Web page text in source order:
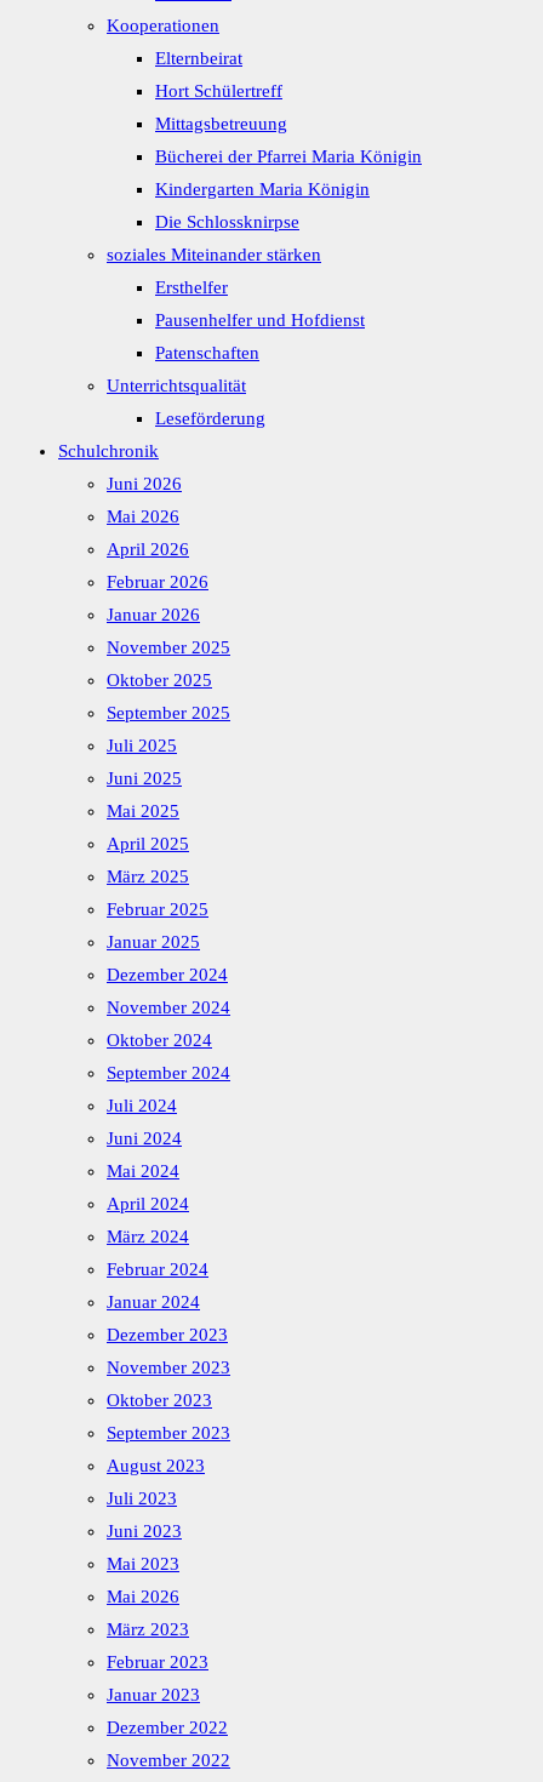
Kooperationen
Elternbeirat
Hort Schülertreff
Mittagsbetreuung
Bücherei der Pfarrei Maria Königin
Kindergarten Maria Königin
Die Schlossknirpse
soziales Miteinander stärken
Ersthelfer
Pausenhelfer und Hofdienst
Patenschaften
Unterrichtsqualität
Leseförderung
Schulchronik
Juni 2026
Mai 2026
April 2026
Februar 2026
Januar 2026
November 2025
Oktober 2025
September 2025
Juli 2025
Juni 2025
Mai 2025
April 2025
März 2025
Februar 2025
Januar 2025
Dezember 2024
November 2024
Oktober 2024
September 2024
Juli 2024
Juni 2024
Mai 2024
April 2024
März 2024
Februar 2024
Januar 2024
Dezember 2023
November 2023
Oktober 2023
September 2023
August 2023
Juli 2023
Juni 2023
Mai 2023
Mai 2026
März 2023
Februar 2023
Januar 2023
Dezember 2022
November 2022